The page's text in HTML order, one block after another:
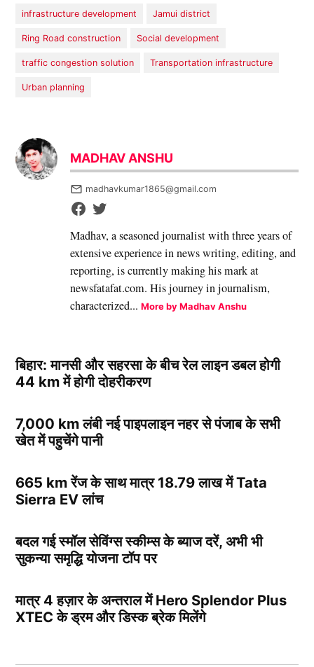
infrastructure development Jamui district
Ring Road construction Social development
traffic congestion solution Transportation infrastructure
Urban planning
MADHAV ANSHU
madhavkumar1865@gmail.com
Madhav, a seasoned journalist with three years of
extensive experience in news writing, editing, and
reporting, is currently making his mark at
newsfatafat.com. His journey in journalism,
characterized...More by Madhav Anshu
बिहार: मानसी और सहरसा के बीच रेल लाइन डबल होगी
44 km में होगी दोहरीकरण
7,000 km लंबी नई पाइपलाइन नहर से पंजाब के सभी
खेत में पहुचेंगे पानी
665 km रेंज के साथ मात्र 18.79 लाख में Tata
Sierra EV लांच
बदल गई स्मॉल सेविंग्स स्कीम्स के ब्याज दरें, अभी भी
सुकन्या समृद्धि योजना टॉप पर
मात्र 4 हज़ार के अन्तराल में Hero Splendor Plus
XTEC के ड्रम और डिस्क ब्रेक मिलेंगे